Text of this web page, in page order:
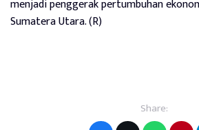
menjadi penggerak pertumbuhan
Sumatera Utara. (R)
Share: